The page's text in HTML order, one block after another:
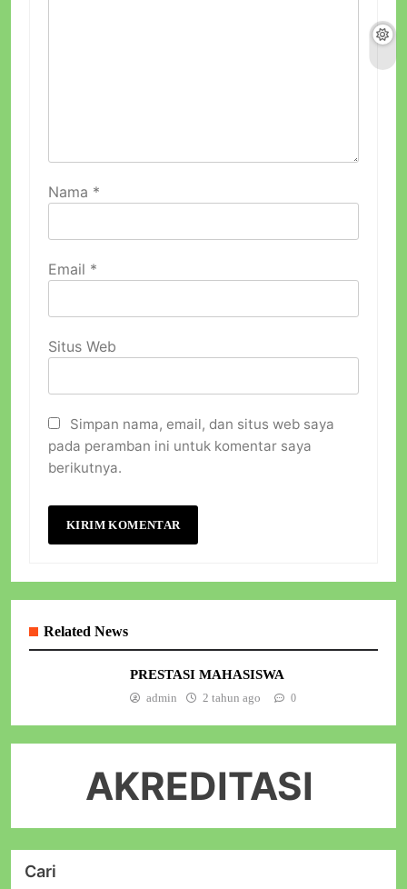
Nama *
Email *
Situs Web
Simpan nama, email, dan situs web saya
pada peramban ini untuk komentar saya
berikutnya.
Related News
PRESTASI MAHASISWA
admin 2 tahun ago 0
AKREDITASI
Cari